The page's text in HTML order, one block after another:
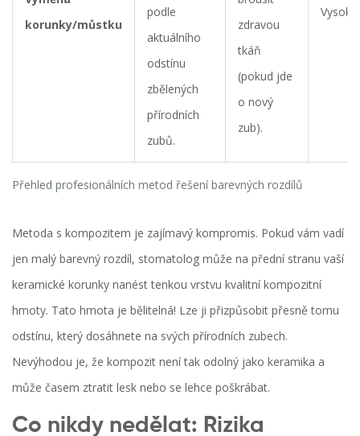
Přehled profesionálních metod řešení barevných rozdílů
korunky/můstku
podle
aktuálního
odstínu
zbělených
přírodních
zubů.
zdravou
tkáň
(pokud jde
o nový
zub).
Vysoká
Metoda s kompozitem je zajímavý kompromis. Pokud vám vadí
jen malý barevný rozdíl, stomatolog může na přední stranu vaší
keramické korunky nanést tenkou vrstvu kvalitní kompozitní
hmoty. Tato hmota je bělitelná! Lze ji přizpůsobit přesně tomu
odstínu, který dosáhnete na svých přírodních zubech.
Nevýhodou je, že kompozit není tak odolný jako keramika a
může časem ztratit lesk nebo se lehce poškrábat.
Co nikdy nedělat: Rizika